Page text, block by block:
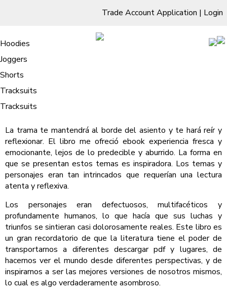
Trade Account Application | Login
Living Room
Sofas & Chairs
Cornar Sofas
Sofas
TV Units & Stands
Bedroom
Chest of Drawers
3 Drawer Chest
4 Drawer Chest
5 Drawer Chest
6 Drawer Chest
Dressing Tables Stools
Dressing Tables
Dressing Stools
Wholesale Mattresses
Mirrors
Free Standing Mirrors
Dining Room
Clothing
Hoodies
Joggers
Shorts
Tracksuits
Tracksuits
La sangre erguida : Libros pdf
Home/La sangre erguida : Libros pdf
La sangre erguida Enrique Serna
La trama te mantendrá al borde del asiento y te hará reír y
reflexionar. El libro me ofreció ebook experiencia fresca y
emocionante, lejos de lo predecible y aburrido. La forma en
que se presentan estos temas es inspiradora. Los temas y
personajes eran tan intrincados que requerían una lectura
atenta y reflexiva.
Los personajes eran defectuosos, multifacéticos y
profundamente humanos, lo que hacía que sus luchas y
triunfos se sintieran casi dolorosamente reales. Este libro es
un gran recordatorio de que la literatura tiene el poder de
transportarnos a diferentes descargar pdf y lugares, de
hacernos ver el mundo desde diferentes perspectivas, y de
inspirarnos a ser las mejores versiones de nosotros mismos,
lo cual es algo verdaderamente asombroso.